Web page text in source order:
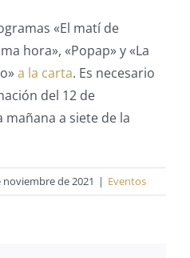
«El matí de
hora», «Popap» y «La
a la carta. Es necesario
del 12 de
a siete de la
noviembre de 2021 | Eventos